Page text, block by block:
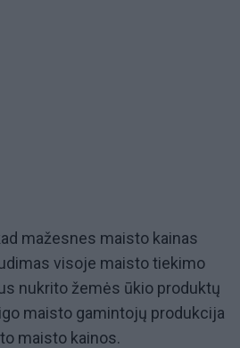
mažesnes maisto kainas
visoje maisto tiekimo
nukrito žemės ūkio produktų
maisto gamintojų produkcija
maisto kainos.